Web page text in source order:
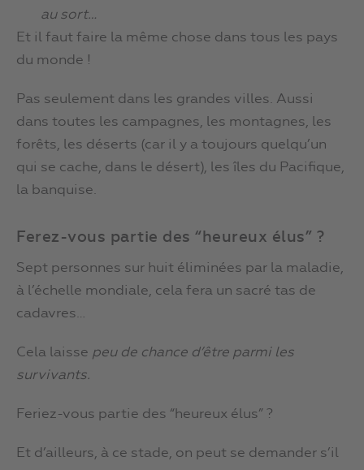
au sort…
Et il faut faire la même chose dans tous les pays
du monde !
Pas seulement dans les grandes villes. Aussi
dans toutes les campagnes, les montagnes, les
forêts, les déserts (car il y a toujours quelqu’un
qui se cache, dans le désert), les îles du Pacifique,
la banquise.
Ferez-vous partie des “heureux élus” ?
Sept personnes sur huit éliminées par la maladie,
à l’échelle mondiale, cela fera un sacré tas de
cadavres…
Cela laisse peu de chance d’être parmi les
survivants.
Feriez-vous partie des “heureux élus” ?
Et d’ailleurs, à ce stade, on peut se demander s’il